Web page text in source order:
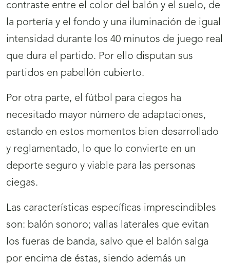
contraste entre el color del balón y el suelo, de
la portería y el fondo y una iluminación de igual
intensidad durante los 40 minutos de juego real
que dura el partido. Por ello disputan sus
partidos en pabellón cubierto.
Por otra parte, el fútbol para ciegos ha
necesitado mayor número de adaptaciones,
estando en estos momentos bien desarrollado
y reglamentado, lo que lo convierte en un
deporte seguro y viable para las personas
ciegas.
Las características específicas imprescindibles
son: balón sonoro; vallas laterales que evitan
los fueras de banda, salvo que el balón salga
por encima de éstas, siendo además un